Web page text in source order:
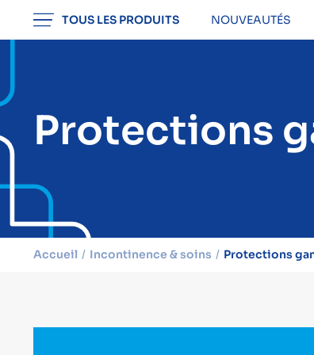
TOUS LES PRODUITS NOUVEAUTÉS
Protections
Accueil Incontinence & soins Protections